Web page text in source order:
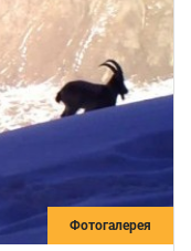
Фотогалерея